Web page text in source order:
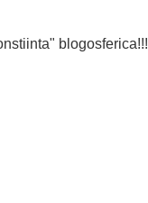
blogosferica!!!